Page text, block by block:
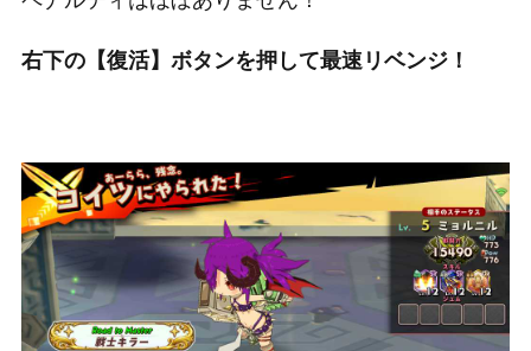
右下の【復活】ボタンを押して最速リベンジ！